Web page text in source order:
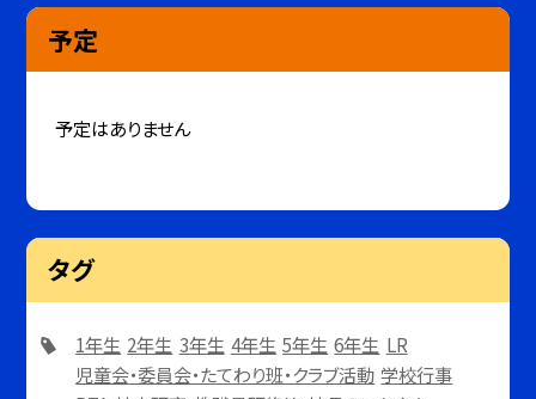
予定
予定はありません
タグ
1年生 2年生 3年生 4年生 5年生 6年生 LR
児童会・委員会・たてわり班・クラブ活動 学校行事